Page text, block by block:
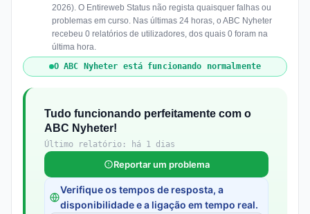
2026). O Entireweb Status não regista quaisquer falhas ou
problemas em curso. Nas últimas 24 horas, o ABC Nyheter
recebeu 0 relatórios de utilizadores, dos quais 0 foram na
última hora.
O ABC Nyheter está funcionando normalmente
Tudo funcionando perfeitamente com o
ABC Nyheter!
Último relatório: há 1 dias
Reportar um problema
Verifique os tempos de resposta, a
disponibilidade e a ligação em tempo real.